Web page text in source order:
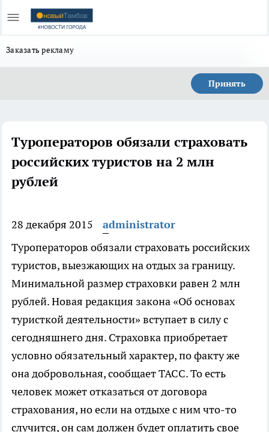
Заказать рекламу
Принять
Туроператоров обязали страховать
российских туристов на 2 млн
рублей
28 декабря 2015
administrator
Туроператоров обязали страховать российских
туристов, выезжающих на отдых за границу.
Минимальной размер страховки равен 2 млн
рублей. Новая редакция закона «Об основах
туристкой деятельности» вступает в силу с
сегодняшнего дня. Страховка приобретает
условно обязательный характер, по факту же
она добровольная, сообщает ТАСС. То есть
человек может отказаться от договора
страхования, но если на отдыхе с ним что-то
случится, он сам должен будет оплатить свое